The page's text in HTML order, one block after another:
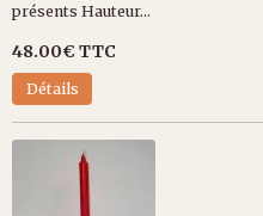
présents Hauteur...
48.00€ TTC
Détails